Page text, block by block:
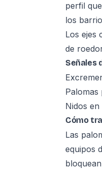
perfil
los
Los ejes
de
Señales
Palomas
Nidos
Cómo
Las
equipos